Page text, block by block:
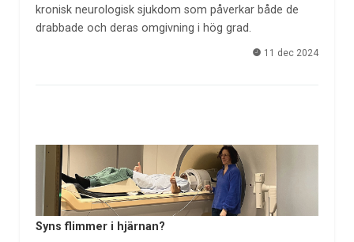
kronisk neurologisk sjukdom som påverkar både de
drabbade och deras omgivning i hög grad.
11 dec 2024
Syns flimmer i hjärnan?